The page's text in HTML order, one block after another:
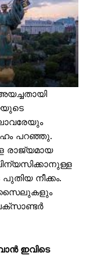
പറഞ്ഞു.
രാജ്യമായ
നീക്കം.
ഇവിടെ